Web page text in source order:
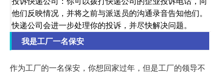
他们反映情况，并将之前与派送员的沟通录音告知他们。
快递公司会进一步处理你的投诉，并尽快解决问题。
我是工厂一名保安
作为工厂的一名保安，你想回家过年，但是工厂的领导不